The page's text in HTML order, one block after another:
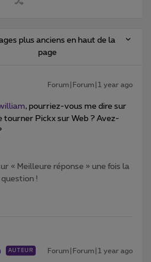
plus anciens en haut de la
page
Forum|Forum|1 year ago
, pourriez-vous me dire sur
tourner Pickx sur Web ? Avez-
« Meilleure réponse » une fois la
!
AUTEUR Forum|Forum|1 year ago